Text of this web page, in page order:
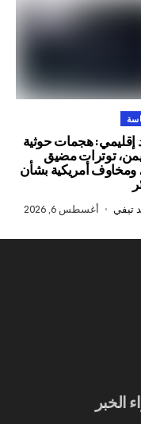
حوثية
مضيق
بشأن
6, 2026